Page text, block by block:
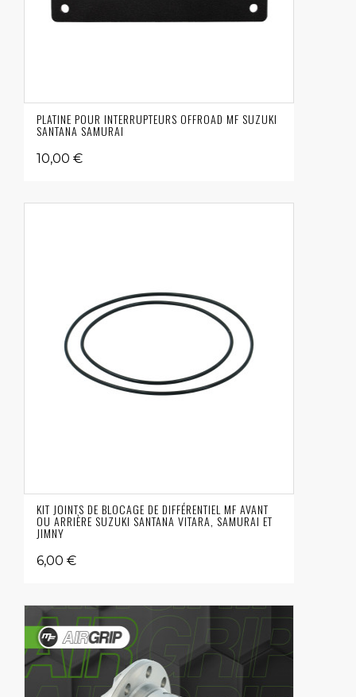
PLATINE POUR INTERRUPTEURS OFFROAD MF SUZUKI
SANTANA SAMURAI
10,00 €
KIT JOINTS DE BLOCAGE DE DIFFÉRENTIEL MF AVANT
OU ARRIÈRE SUZUKI SANTANA VITARA, SAMURAI ET
JIMNY
6,00 €